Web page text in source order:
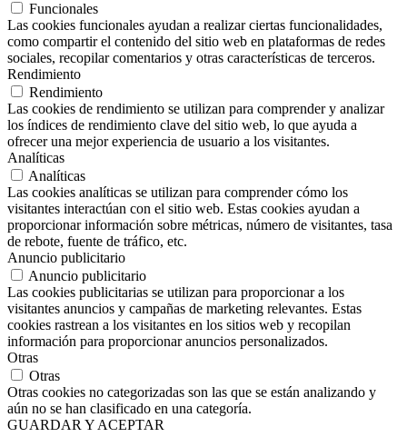
Funcionales
Las cookies funcionales ayudan a realizar ciertas funcionalidades,
como compartir el contenido del sitio web en plataformas de redes
sociales, recopilar comentarios y otras características de terceros.
Rendimiento
Rendimiento
Las cookies de rendimiento se utilizan para comprender y analizar
los índices de rendimiento clave del sitio web, lo que ayuda a
ofrecer una mejor experiencia de usuario a los visitantes.
Analíticas
Analíticas
Las cookies analíticas se utilizan para comprender cómo los
visitantes interactúan con el sitio web. Estas cookies ayudan a
proporcionar información sobre métricas, número de visitantes, tasa
de rebote, fuente de tráfico, etc.
Anuncio publicitario
Anuncio publicitario
Las cookies publicitarias se utilizan para proporcionar a los
visitantes anuncios y campañas de marketing relevantes. Estas
cookies rastrean a los visitantes en los sitios web y recopilan
información para proporcionar anuncios personalizados.
Otras
Otras
Otras cookies no categorizadas son las que se están analizando y
aún no se han clasificado en una categoría.
GUARDAR Y ACEPTAR